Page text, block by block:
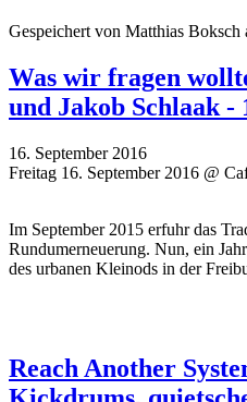
Gespeichert von Matthias Boksch
Was wir fragen
und Jakob Schlaak -
16. September 2016
Freitag 16. September 2016 @
Im September 2015 erfuhr das
Rundumerneuerung. Nun, ein
des urbanen Kleinods in der
Reach Another